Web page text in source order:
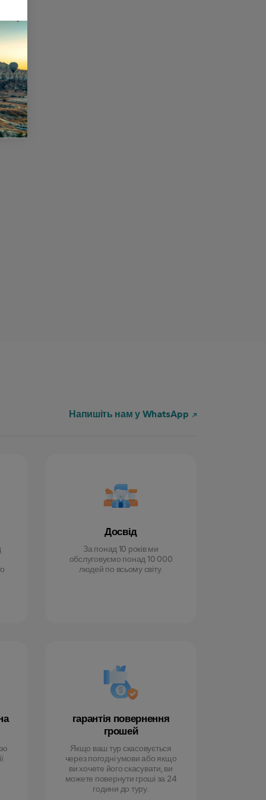
Напишіть нам у WhatsApp
Досвід
За понад 10 років ми
обслуговуємо понад 10 000
людей по всьому світу.
гарантія повернення
грошей
Якщо ваш тур скасовується
через погодні умови або якщо
ви хочете його скасувати, ви
можете повернути гроші за 24
години до туру.